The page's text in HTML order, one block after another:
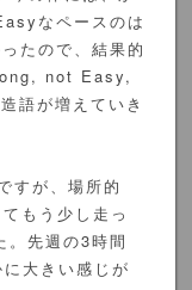
なペースのは
たので、結果的
not Easy,
語が増えていき
すが、場所的
もう少し走っ
先週の3時間
大きい感じが